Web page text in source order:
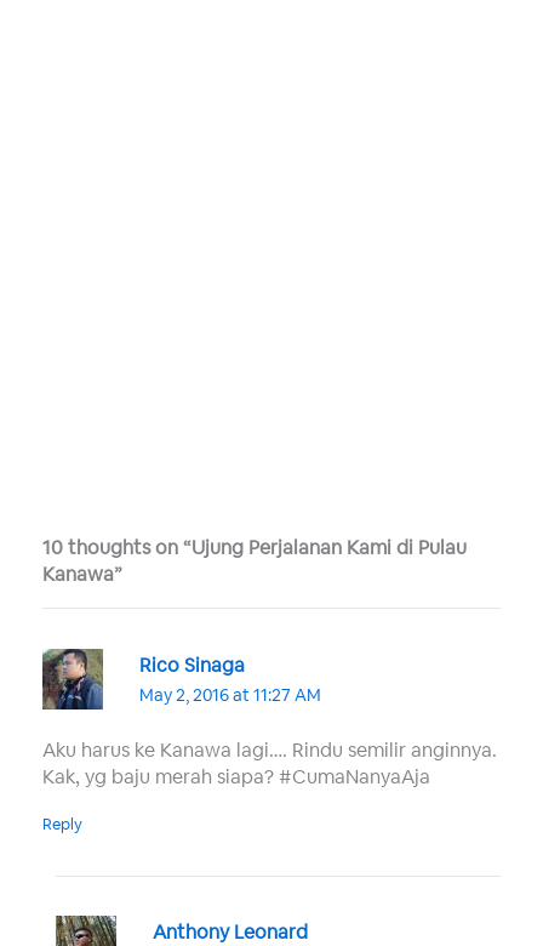
10 thoughts on “Ujung Perjalanan Kami di Pulau
Kanawa”
Rico Sinaga
May 2, 2016 at 11:27 AM
Aku harus ke Kanawa lagi…. Rindu semilir anginnya.
Kak, yg baju merah siapa? #CumaNanyaAja
Reply
Anthony Leonard